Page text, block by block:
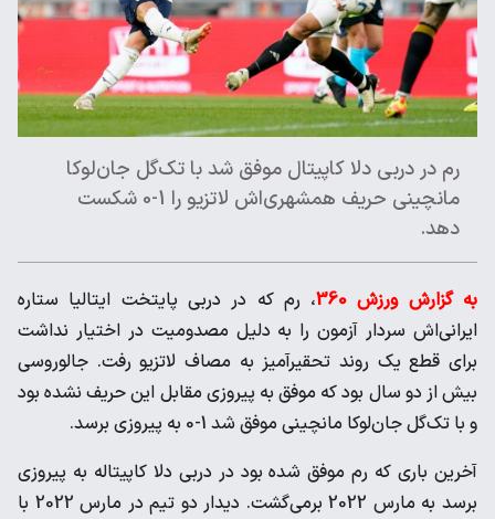
رم در دربی دلا کاپیتال موفق شد با تک‌گل جان‌لوکا
مانچینی حریف ‌همشهری‌اش لاتزیو را 1-0 شکست
دهد.‌
به گزارش ورزش 360
، رم که در دربی پایتخت ایتالیا ستاره
‌ایرانی‌اش سردار آزمون را به دلیل مصدومیت در اختیار نداشت
برای ‌قطع یک روند تحقیرآمیز به مصاف لاتزیو رفت. جالوروسی
بیش از دو ‌سال بود که موفق به پیروزی مقابل این حریف نشده بود
و با تک‌گل ‌جان‌لوکا مانچینی موفق شد 1-0 به پیروزی برسد. ‌
آخرین باری که رم موفق شده بود در دربی دلا کاپیتاله به پیروزی
‌برسد به ‌مارس 2022 برمی‌گشت. دیدار دو تیم در ‌مارس 2022 با